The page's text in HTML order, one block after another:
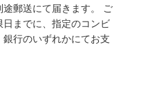
郵送にて届きます。 ご
までに、指定のコンビ
行のいずれかにてお支